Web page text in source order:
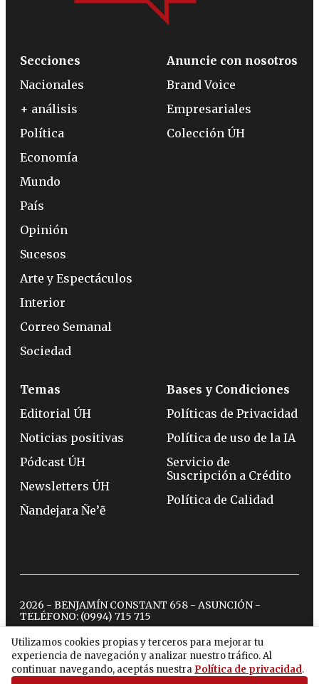
Utilizamos cookies propias y terceros para mejorar tu
experiencia de navegación y analizar nuestro tráfico. Al
continuar navegando, aceptás nuestra Política de privacidad.
Secciones
Nacionales
+ análisis
Política
Economía
Mundo
País
Opinión
Sucesos
Arte y Espectáculos
Interior
Correo Semanal
Sociedad
Anuncie con nosotros
Brand Voice
Empresariales
Colección ÚH
Temas
Editorial ÚH
Noticias positivas
Pódcast ÚH
Newsletters ÚH
Ñandejara Ñe’ẽ
Bases y Condiciones
Políticas de Privacidad
Política de uso de la IA
Servicio de
Suscripción a Crédito
Política de Calidad
2026 - BENJAMÍN CONSTANT 658 - ASUNCIÓN -
TELÉFONO: (0994) 715 715
twitterinstagram
facebook
tiktokyoutubespotify